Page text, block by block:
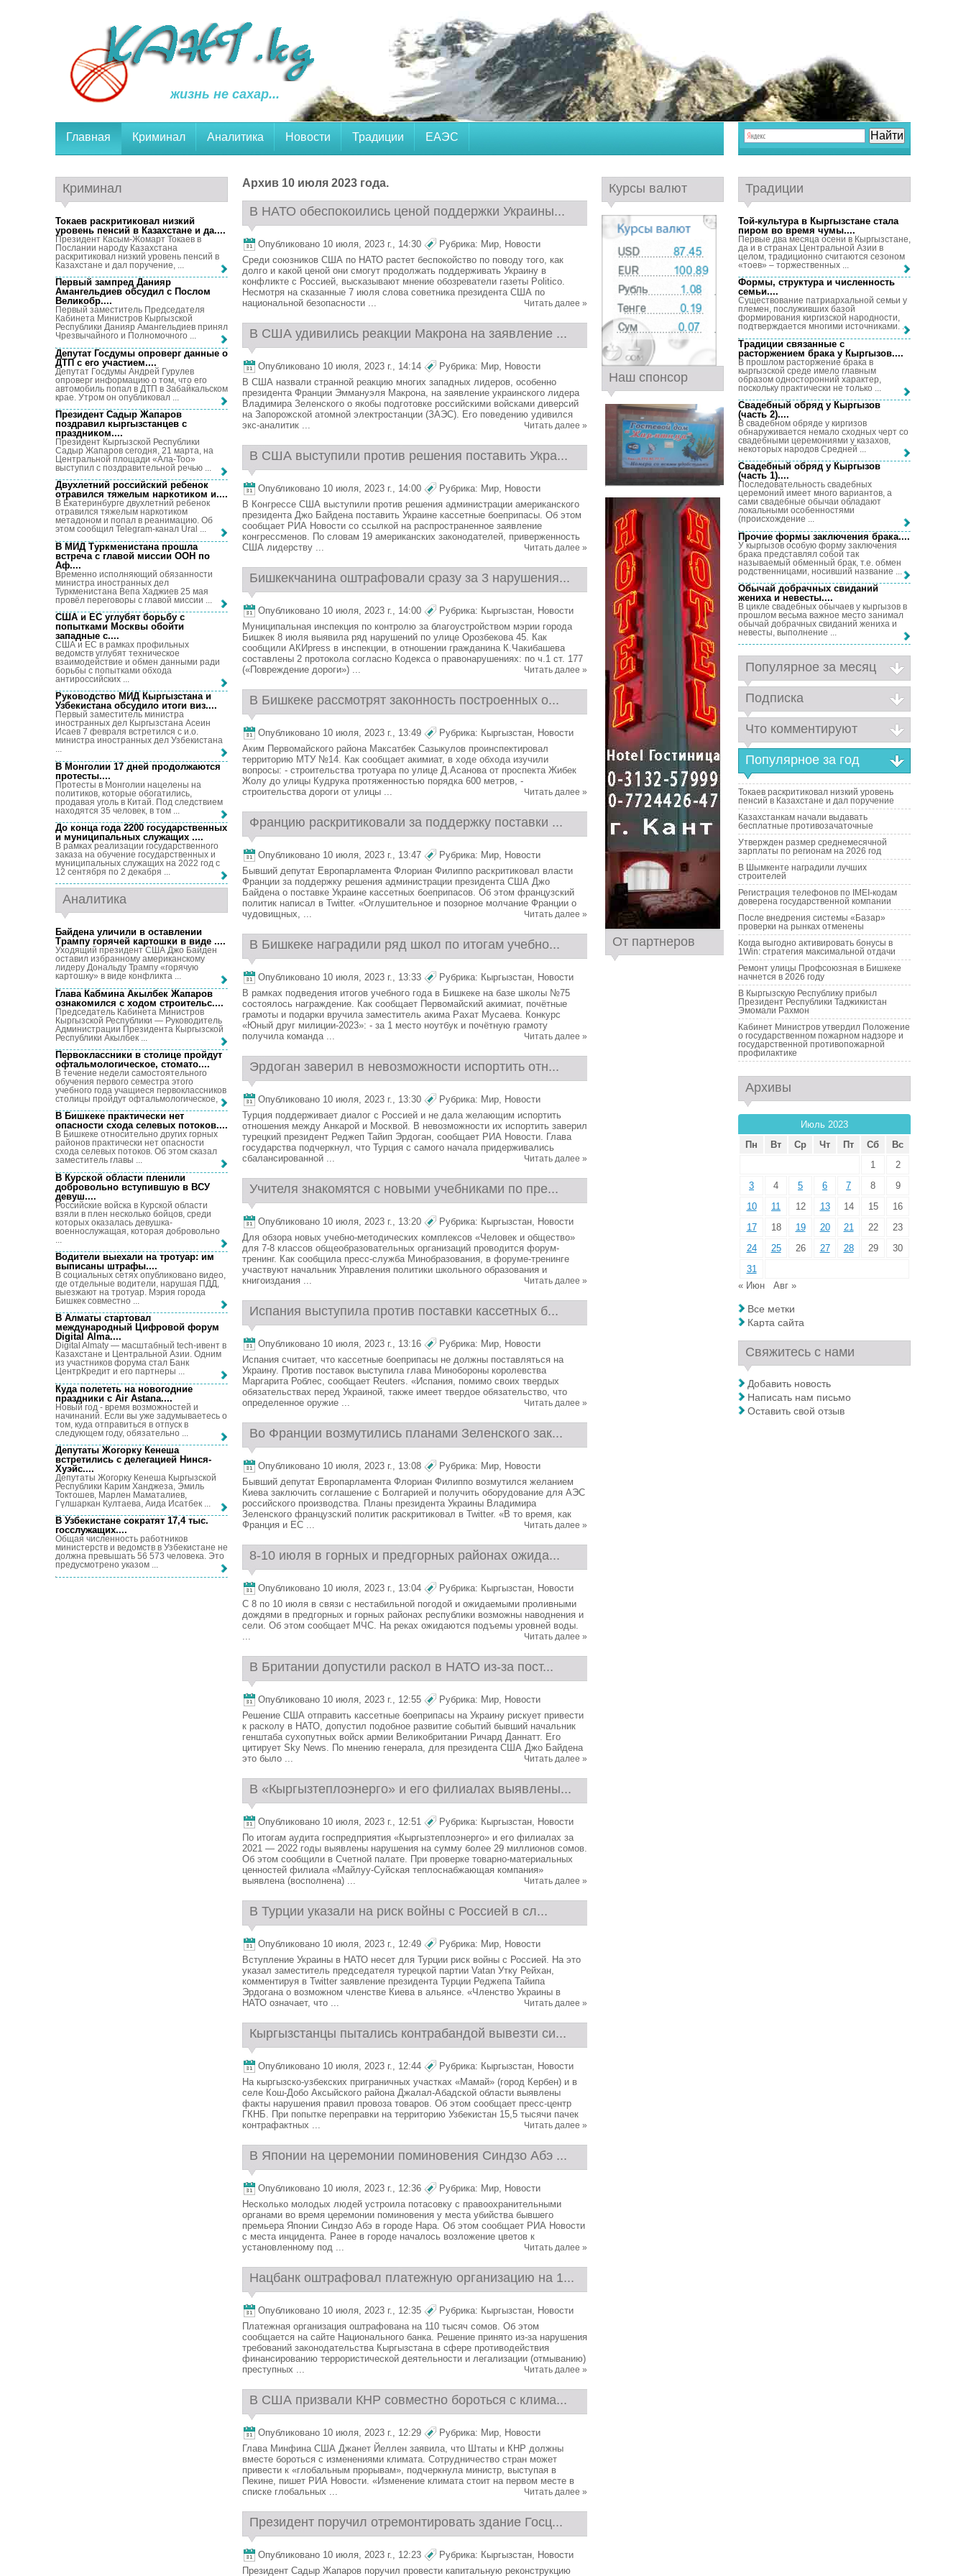
жизнь не сахар...
Главная Криминал Аналитика Новости Традиции ЕАЭС
Архив 10 июля 2023 года.
В НАТО обеспокоились ценой поддержки Украины...
Опубликовано 10 июля, 2023 г., 14:30 Рубрика: Мир, Новости
Среди союзников США по НАТО растет беспокойство по поводу того, как
долго и какой ценой они смогут продолжать поддерживать Украину в
конфликте с Россией, высказывают мнение обозреватели газеты Politico.
Несмотря на сказанные 7 июля слова советника президента США по
национальной безопасности ...
Читать далее »
В США удивились реакции Макрона на заявление ...
Опубликовано 10 июля, 2023 г., 14:14 Рубрика: Мир, Новости
В США назвали странной реакцию многих западных лидеров, особенно
президента Франции Эммануэля Макрона, на заявление украинского лидера
Владимира Зеленского о якобы подготовке российскими войсками диверсий
на Запорожской атомной электростанции (ЗАЭС). Его поведению удивился
экс-аналитик ...
Читать далее »
В США выступили против решения поставить Укра...
Опубликовано 10 июля, 2023 г., 14:00 Рубрика: Мир, Новости
В Конгрессе США выступили против решения администрации американского
президента Джо Байдена поставить Украине кассетные боеприпасы. Об этом
сообщает РИА Новости со ссылкой на распространенное заявление
конгрессменов. По словам 19 американских законодателей, приверженность
США лидерству ...
Читать далее »
Бишкекчанина оштрафовали сразу за 3 нарушения...
Опубликовано 10 июля, 2023 г., 14:00 Рубрика: Кыргызстан, Новости
Муниципальная инспекция по контролю за благоустройством мэрии города
Бишкек 8 июля выявила ряд нарушений по улице Орозбекова 45. Как
сообщили АКИpress в инспекции, в отношении гражданина К.Чакибашева
составлены 2 протокола согласно Кодекса о правонарушениях: по ч.1 ст. 177
(«Повреждение дороги») ...
Читать далее »
В Бишкеке рассмотрят законность построенных о...
Опубликовано 10 июля, 2023 г., 13:49 Рубрика: Кыргызстан, Новости
Аким Первомайского района Максатбек Сазыкулов проинспектировал
территорию МТУ №14. Как сообщает акимиат, в ходе обхода изучили
вопросы: - строительства тротуара по улице Д.Асанова от проспекта Жибек
Жолу до улицы Кудрука протяженностью порядка 600 метров, -
строительства дороги от улицы ...
Читать далее »
Францию раскритиковали за поддержку поставки ...
Опубликовано 10 июля, 2023 г., 13:47 Рубрика: Мир, Новости
Бывший депутат Европарламента Флориан Филиппо раскритиковал власти
Франции за поддержку решения администрации президента США Джо
Байдена о поставке Украине кассетных боеприпасов. Об этом французский
политик написал в Twitter. «Оглушительное и позорное молчание Франции о
чудовищных, ...
Читать далее »
В Бишкеке наградили ряд школ по итогам учебно...
Опубликовано 10 июля, 2023 г., 13:33 Рубрика: Кыргызстан, Новости
В рамках подведения итогов учебного года в Бишкеке на базе школы №75
состоялось награждение. Как сообщает Первомайский акимиат, почётные
грамоты и подарки вручила заместитель акима Рахат Мусаева. Конкурс
«Юный друг милиции-2023»: - за 1 место ноутбук и почётную грамоту
получила команда ...
Читать далее »
Эрдоган заверил в невозможности испортить отн...
Опубликовано 10 июля, 2023 г., 13:30 Рубрика: Мир, Новости
Турция поддерживает диалог с Россией и не дала желающим испортить
отношения между Анкарой и Москвой. В невозможности их испортить заверил
турецкий президент Реджеп Тайип Эрдоган, сообщает РИА Новости. Глава
государства подчеркнул, что Турция с самого начала придерживались
сбалансированной ...
Читать далее »
Учителя знакомятся с новыми учебниками по пре...
Опубликовано 10 июля, 2023 г., 13:20 Рубрика: Кыргызстан, Новости
Для обзора новых учебно-методических комплексов «Человек и общество»
для 7-8 классов общеобразовательных организаций проводится форум-
тренинг. Как сообщила пресс-служба Минобразования, в форуме-тренинге
участвуют начальник Управления политики школьного образования и
книгоиздания ...
Читать далее »
Испания выступила против поставки кассетных б...
Опубликовано 10 июля, 2023 г., 13:16 Рубрика: Мир, Новости
Испания считает, что кассетные боеприпасы не должны поставляться на
Украину. Против поставок выступила глава Минобороны королевства
Маргарита Роблес, сообщает Reuters. «Испания, помимо своих твердых
обязательствах перед Украиной, также имеет твердое обязательство, что
определенное оружие ...
Читать далее »
Во Франции возмутились планами Зеленского зак...
Опубликовано 10 июля, 2023 г., 13:08 Рубрика: Мир, Новости
Бывший депутат Европарламента Флориан Филиппо возмутился желанием
Киева заключить соглашение с Болгарией и получить оборудование для АЭС
российского производства. Планы президента Украины Владимира
Зеленского французский политик раскритиковал в Twitter. «В то время, как
Франция и ЕС ...
Читать далее »
8-10 июля в горных и предгорных районах ожида...
Опубликовано 10 июля, 2023 г., 13:04 Рубрика: Кыргызстан, Новости
С 8 по 10 июля в связи с нестабильной погодой и ожидаемыми проливными
дождями в предгорных и горных районах республики возможны наводнения и
сели. Об этом сообщает МЧС. На реках ожидаются подъемы уровней воды.
...
Читать далее »
В Британии допустили раскол в НАТО из-за пост...
Опубликовано 10 июля, 2023 г., 12:55 Рубрика: Мир, Новости
Решение США отправить кассетные боеприпасы на Украину рискует привести
к расколу в НАТО, допустил подобное развитие событий бывший начальник
генштаба сухопутных войск армии Великобритании Ричард Даннатт. Его
цитирует Sky News. По мнению генерала, для президента США Джо Байдена
это было ...
Читать далее »
В «Кыргызтеплоэнерго» и его филиалах выявлены...
Опубликовано 10 июля, 2023 г., 12:51 Рубрика: Кыргызстан, Новости
По итогам аудита госпредприятия «Кыргызтеплоэнерго» и его филиалах за
2021 — 2022 годы выявлены нарушения на сумму более 29 миллионов сомов.
Об этом сообщили в Счетной палате. При проверке товарно-материальных
ценностей филиала «Майлуу-Суйская теплоснабжающая компания»
выявлена (восполнена) ...
Читать далее »
В Турции указали на риск войны с Россией в сл...
Опубликовано 10 июля, 2023 г., 12:49 Рубрика: Мир, Новости
Вступление Украины в НАТО несет для Турции риск войны с Россией. На это
указал заместитель председателя турецкой партии Vatan Утку Рейхан,
комментируя в Twitter заявление президента Турции Реджепа Тайипа
Эрдогана о возможном членстве Киева в альянсе. «Членство Украины в
НАТО означает, что ...
Читать далее »
Кыргызстанцы пытались контрабандой вывезти си...
Опубликовано 10 июля, 2023 г., 12:44 Рубрика: Кыргызстан, Новости
На кыргызско-узбекских приграничных участках «Мамай» (город Кербен) и в
селе Кош-Добо Аксыйского района Джалал-Абадской области выявлены
факты нарушения правил провоза товаров. Об этом сообщает пресс-центр
ГКНБ. При попытке переправки на территорию Узбекистан 15,5 тысячи пачек
контрафактных ...
Читать далее »
В Японии на церемонии поминовения Синдзо Абэ ...
Опубликовано 10 июля, 2023 г., 12:36 Рубрика: Мир, Новости
Несколько молодых людей устроила потасовку с правоохранительными
органами во время церемонии поминовения у места убийства бывшего
премьера Японии Синдзо Абэ в городе Нара. Об этом сообщает РИА Новости
с места инцидента. Ранее в городе началось возложение цветов к
установленному под ...
Читать далее »
Нацбанк оштрафовал платежную организацию на 1...
Опубликовано 10 июля, 2023 г., 12:35 Рубрика: Кыргызстан, Новости
Платежная организация оштрафована на 110 тысяч сомов. Об этом
сообщается на сайте Национального банка. Решение принято из-за нарушения
требований законодательства Кыргызстана в сфере противодействия
финансированию террористической деятельности и легализации (отмыванию)
преступных ...
Читать далее »
В США призвали КНР совместно бороться с клима...
Опубликовано 10 июля, 2023 г., 12:29 Рубрика: Мир, Новости
Глава Минфина США Джанет Йеллен заявила, что Штаты и КНР должны
вместе бороться с изменениями климата. Сотрудничество стран может
привести к «глобальным прорывам», подчеркнула министр, выступая в
Пекине, пишет РИА Новости. «Изменение климата стоит на первом месте в
списке глобальных ...
Читать далее »
Президент поручил отремонтировать здание Госц...
Опубликовано 10 июля, 2023 г., 12:23 Рубрика: Кыргызстан, Новости
Президент Садыр Жапаров поручил провести капитальную реконструкцию
Криминал
Токаев раскритиковал низкий
уровень пенсий в Казахстане и да....
Президент Касым-Жомарт Токаев в
Послании народу Казахстана
раскритиковал низкий уровень пенсий в
Казахстане и дал поручение, ...
Первый зампред Данияр
Амангельдиев обсудил с Послом
Великобр....
Первый заместитель Председателя
Кабинета Министров Кыргызской
Республики Данияр Амангельдиев принял
Чрезвычайного и Полномочного ...
Депутат Госдумы опроверг данные о
ДТП с его участием....
Депутат Госдумы Андрей Гурулев
опроверг информацию о том, что его
автомобиль попал в ДТП в Забайкальском
крае. Утром он опубликовал ...
Президент Садыр Жапаров
поздравил кыргызстанцев с
праздником....
Президент Кыргызской Республики
Садыр Жапаров сегодня, 21 марта, на
Центральной площади «Ала-Тоо»
выступил с поздравительной речью ...
Двухлетний российский ребенок
отравился тяжелым наркотиком и....
В Екатеринбурге двухлетний ребенок
отравился тяжелым наркотиком
метадоном и попал в реанимацию. Об
этом сообщил Telegram-канал Ural ...
В МИД Туркменистана прошла
встреча с главой миссии ООН по
Аф....
Временно исполняющий обязанности
министра иностранных дел
Туркменистана Вепа Хаджиев 25 мая
провёл переговоры с главой миссии ...
США и ЕС углубят борьбу с
попытками Москвы обойти
западные с....
США и ЕС в рамках профильных
ведомств углубят техническое
взаимодействие и обмен данными ради
борьбы с попытками обхода
антироссийских ...
Руководство МИД Кыргызстана и
Узбекистана обсудило итоги виз....
Первый заместитель министра
иностранных дел Кыргызстана Асеин
Исаев 7 февраля встретился с и.о.
министра иностранных дел Узбекистана
...
В Монголии 17 дней продолжаются
протесты....
Протесты в Монголии нацелены на
политиков, которые обогатились,
продавая уголь в Китай. Под следствием
находятся 35 человек, в том ...
До конца года 2200 государственных
и муниципальных служащих ....
В рамках реализации государственного
заказа на обучение государственных и
муниципальных служащих на 2022 год с
12 сентября по 2 декабря ...
Аналитика
Байдена уличили в оставлении
Трампу горячей картошки в виде ....
Уходящий президент США Джо Байден
оставил избранному американскому
лидеру Дональду Трампу «горячую
картошку» в виде конфликта ...
Глава Кабмина Акылбек Жапаров
ознакомился с ходом строительс....
Председатель Кабинета Министров
Кыргызской Республики — Руководитель
Администрации Президента Кыргызской
Республики Акылбек ...
Первоклассники в столице пройдут
офтальмологическое, стомато....
В течение недели самостоятельного
обучения первого семестра этого
учебного года учащиеся первоклассников
столицы пройдут офтальмологическое, ...
В Бишкеке практически нет
опасности схода селевых потоков....
В Бишкеке относительно других горных
районов практически нет опасности
схода селевых потоков. Об этом сказал
заместитель главы ...
В Курской области пленили
добровольно вступившую в ВСУ
девуш....
Российские войска в Курской области
взяли в плен несколько бойцов, среди
которых оказалась девушка-
военнослужащая, которая добровольно
Водители выехали на тротуар: им
выписаны штрафы....
В социальных сетях опубликовано видео,
где отдельные водители, нарушая ПДД,
выезжают на тротуар. Мэрия города
Бишкек совместно ...
В Алматы стартовал
международный Цифровой форум
Digital Alma....
Digital Almaty — масштабный tech-ивент в
Казахстане и Центральной Азии. Одним
из участников форума стал Банк
ЦентрКредит и его партнеры ...
Куда полететь на новогодние
праздники с Air Astana....
Новый год - время возможностей и
начинаний. Если вы уже задумываетесь о
том, куда отправиться в отпуск в
следующем году, обязательно ...
Депутаты Жогорку Кенеша
встретились с делегацией Нинся-
Хуэйс....
Депутаты Жогорку Кенеша Кыргызской
Республики Карим Ханджеза, Эмиль
Токтошев, Марлен Маматалиев,
Гүлшаркан Култаева, Аида Исатбек ...
В Узбекистане сократят 17,4 тыс.
госслужащих....
Общая численность работников
министерств и ведомств в Узбекистане не
должна превышать 56 573 человека. Это
предусмотрено указом ...
Курсы валют
Наш спонсор
От партнеров
Традиции
Той-культура в Кыргызстане стала
пиром во время чумы....
Первые два месяца осени в Кыргызстане,
да и в странах Центральной Азии в
целом, традиционно считаются сезоном
«тоев» – торжественных ...
Формы, структура и численность
семьи....
Существование патриархальной семьи у
племен, послуживших базой
формирования киргизской народности,
подтверждается многими источниками. ...
Традиции связанные с
расторжением брака у Кыргызов....
В прошлом расторжение брака в
кыргызской среде имело главным
образом односторонний характер,
поскольку практически не только ...
Свадебный обряд у Кыргызов
(часть 2)....
В свадебном обряде у киргизов
обнаруживается немало сходных черт со
свадебными церемониями у казахов,
некоторых народов Средней ...
Свадебный обряд у Кыргызов
(часть 1)....
Последовательность свадебных
церемоний имеет много вариантов, а
сами свадебные обычаи обладают
локальными особенностями
(происхождение ...
Прочие формы заключения брака....
У кыргызов особую форму заключения
брака представлял собой так
называемый обменный брак, т.е. обмен
родственницами, носивший название ...
Обычай добрачных свиданий
жениха и невесты....
В цикле свадебных обычаев у кыргызов в
прошлом весьма важное место занимал
обычай добрачных свиданий жениха и
невесты, выполнение ...
Популярное за месяц
Подписка
Что комментируют
Популярное за год
Токаев раскритиковал низкий уровень
пенсий в Казахстане и дал поручение
Казахстанкам начали выдавать
бесплатные противозачаточные
Утвержден размер среднемесячной
зарплаты по регионам на 2026 год
В Шымкенте наградили лучших
строителей
Регистрация телефонов по IMEI-кодам
доверена государственной компании
После внедрения системы «Базар»
проверки на рынках отменены
Когда выгодно активировать бонусы в
1Win: стратегия максимальной отдачи
Ремонт улицы Профсоюзная в Бишкеке
начнется в 2026 году
В Кыргызскую Республику прибыл
Президент Республики Таджикистан
Эмомали Рахмон
Кабинет Министров утвердил Положение
о государственном пожарном надзоре и
государственной противопожарной
профилактике
Архивы
Июль 2023
Пн
Вт Ср Чт Пт Сб
Вс
1
2
3
4 5 6 7 8
9
10
11 12 13 14 15
16
17
18 19 20 21 22
23
24
25 26 27 28 29
30
31
« Июн
Авг »
Все метки
Карта сайта
Свяжитесь с нами
Добавить новость
Написать нам письмо
Оставить свой отзыв